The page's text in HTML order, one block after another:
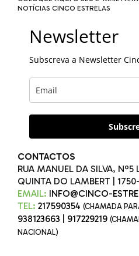
NOTÍCIAS CINCO ESTRELAS
Newsletter
Subscreva a Newsletter
CONTACTOS
RUA MANUEL DA SILVA,
QUINTA DO LAMBERT |
EMAIL: INFO@CINCO-
TEL: 217590354 (CHAMADA
938123663 917229219
NACIONAL)